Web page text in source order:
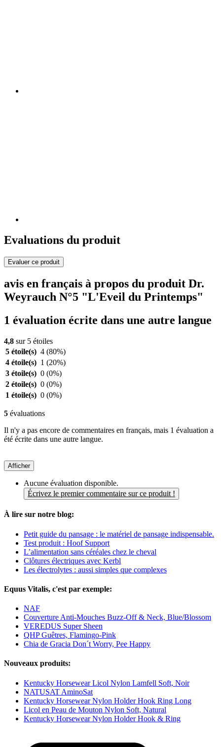
Evaluations du produit
Evaluer ce produit
avis en français à propos du produit Dr.
Weyrauch N°5 "L'Eveil du Printemps"
1 évaluation écrite dans une autre langue
4,8 sur 5 étoiles
5 étoile(s) 4 (80%)
4 étoile(s) 1 (20%)
3 étoile(s) 0 (0%)
2 étoile(s) 0 (0%)
1 étoile(s) 0 (0%)
5 évaluations
Il n'y a pas encore de commentaires en français, mais 1 évaluation a
été écrite dans une autre langue.
Afficher
Aucune évaluation disponible.
Écrivez le premier commentaire sur ce produit !
À lire sur notre blog:
Petit guide du pansage : le matériel de pansage indispensable.
Test produit : Hoof Support
L’alimentation sans céréales chez le cheval
Clôtures électriques avec Kerbl
Les électrolytes : aussi simples que complexes
Equus Vitalis, c'est par exemple:
NAF
Couverture Anti-Mouches Buzz-Off & Neck, Blue/Blossom
VEREDUS Super Sheen
QHP Guêtres, Flamingo-Pink
Chia de Gracia Don´t Worry, Pee Happy
Nouveaux produits:
Kentucky Horsewear Licol Nylon Lamfell Soft, Noir
NATUSAT AminoSat
Kentucky Horsewear Nylon Holder Hook Ring Long
Licol en Peau de Mouton Nylon Soft, Natural
Kentucky Horsewear Nylon Holder Hook & Ring